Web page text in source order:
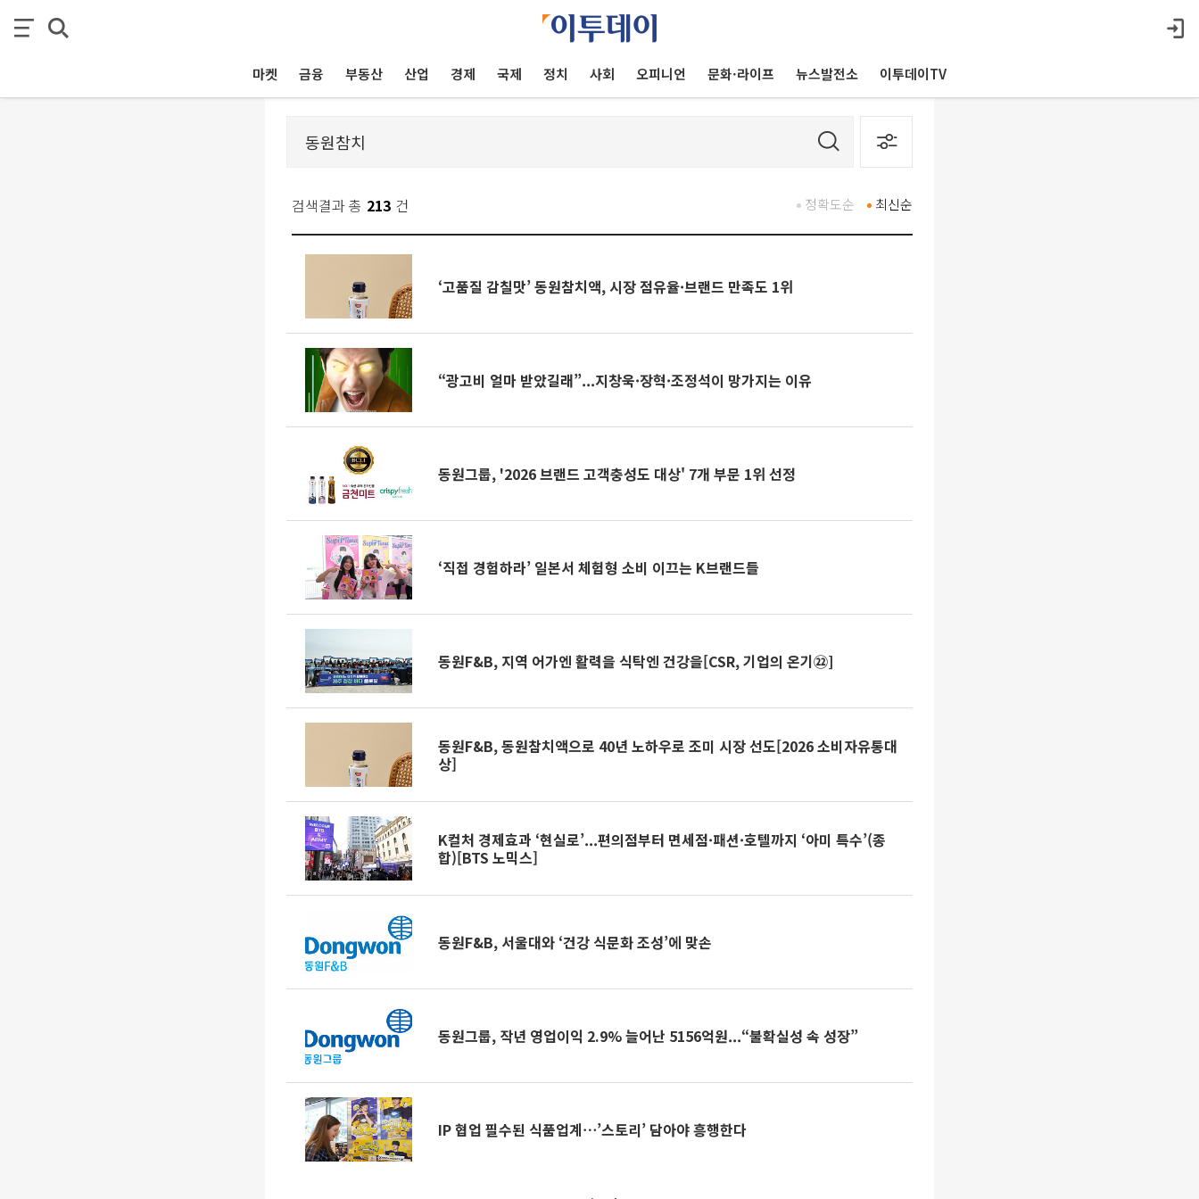
마켓 금융 부동산 산업 경제 국제 정치 사회 오피니언 문화·라이프 뉴스발전소 이투데이TV
검색결과 총 213 건 최신순
정확도순
‘고품질 감칠맛’ 동원참치액, 시장 점유율·브랜드 만족도 1위
“광고비 얼마 받았길래”...지창욱·장혁·조정석이 망가지는 이유
동원그룹, '2026 브랜드 고객충성도 대상' 7개 부문 1위 선정
‘직접 경험하라’ 일본서 체험형 소비 이끄는 K브랜드들
동원F&B, 지역 어가엔 활력을 식탁엔 건강을[CSR, 기업의 온기㉒]
동원F&B, 동원참치액으로 40년 노하우로 조미 시장 선도[2026 소비자유통대
상]
K컬처 경제효과 ‘현실로’...편의점부터 면세점·패션·호텔까지 ‘아미 특수’(종
합)[BTS 노믹스]
동원F&B, 서울대와 ‘건강 식문화 조성’에 맞손
동원그룹, 작년 영업이익 2.9% 늘어난 5156억원...“불확실성 속 성장”
IP 협업 필수된 식품업계⋯’스토리’ 담아야 흥행한다